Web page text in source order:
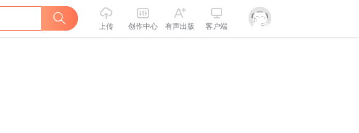
上传 创作中心 有声出版 客户端